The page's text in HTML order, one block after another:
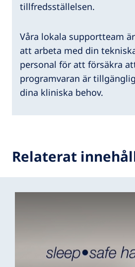
tillfredsställelsen.
Våra lokala supportteam
att arbeta med din
personal för att försäkra
programvaran är
dina kliniska behov.
Relaterat